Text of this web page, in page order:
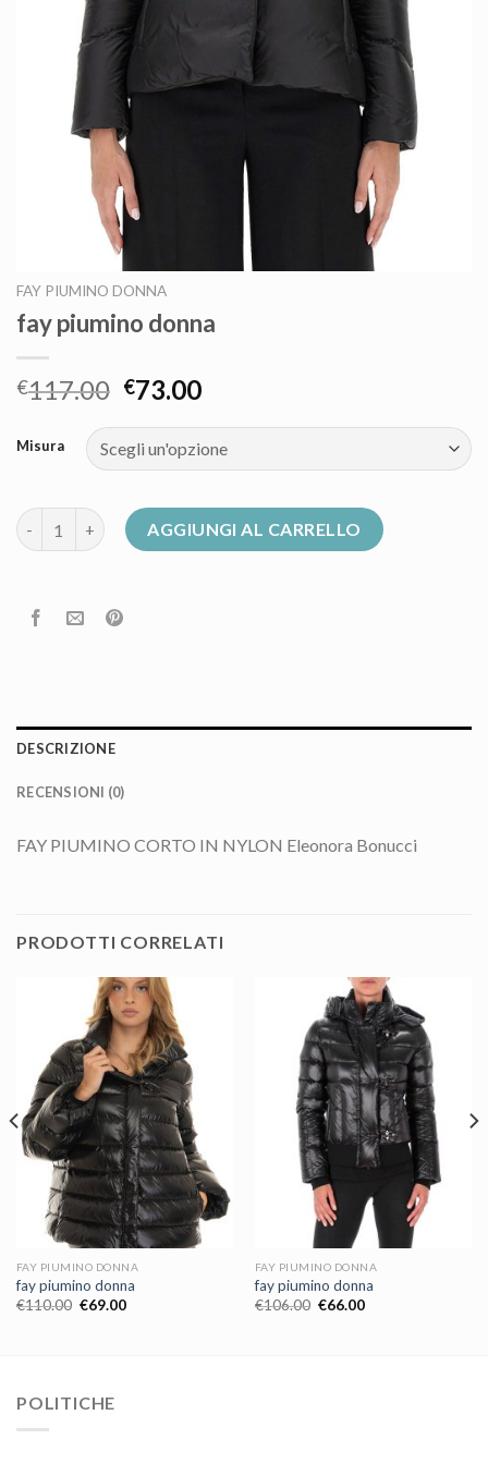
FAY PIUMINO DONNA
fay piumino donna
€117.00 €73.00
Misura
fay piumino donna quantitàAGGIUNGI AL CARRELLO
DESCRIZIONE
RECENSIONI (0)
FAY PIUMINO CORTO IN NYLON Eleonora Bonucci
PRODOTTI CORRELATI
FAY PIUMINO DONNA
fay piumino donna
€110.00 €69.00
FAY PIUMINO DONNA
fay piumino donna
€106.00 €66.00
POLITICHE